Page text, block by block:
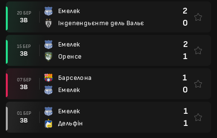
20 БЕР
ЗВ
Емелек
Індепендьєнте дель Вальє
2
0
15 БЕР
ЗВ
Емелек
Оренсе
2
1
07 БЕР
ЗВ
Барселона
Емелек
1
0
01 БЕР
ЗВ
Емелек
Дельфін
1
1